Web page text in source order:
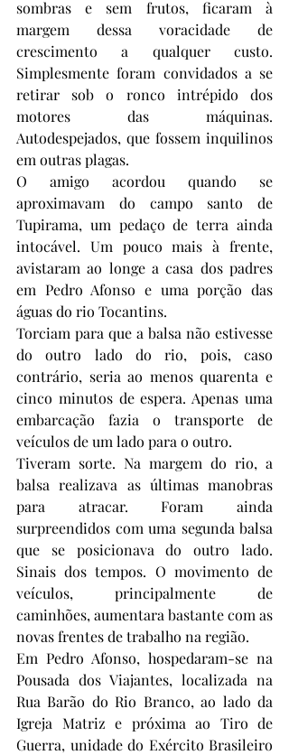
sombras e sem frutos, ficaram à
margem dessa voracidade de
crescimento a qualquer custo.
Simplesmente foram convidados a se
retirar sob o ronco intrépido dos
motores das máquinas.
Autodespejados, que fossem inquilinos
em outras plagas.
O amigo acordou quando se
aproximavam do campo santo de
Tupirama, um pedaço de terra ainda
intocável. Um pouco mais à frente,
avistaram ao longe a casa dos padres
em Pedro Afonso e uma porção das
águas do rio Tocantins.
Torciam para que a balsa não estivesse
do outro lado do rio, pois, caso
contrário, seria ao menos quarenta e
cinco minutos de espera. Apenas uma
embarcação fazia o transporte de
veículos de um lado para o outro.
Tiveram sorte. Na margem do rio, a
balsa realizava as últimas manobras
para atracar. Foram ainda
surpreendidos com uma segunda balsa
que se posicionava do outro lado.
Sinais dos tempos. O movimento de
veículos, principalmente de
caminhões, aumentara bastante com as
novas frentes de trabalho na região.
Em Pedro Afonso, hospedaram-se na
Pousada dos Viajantes, localizada na
Rua Barão do Rio Branco, ao lado da
Igreja Matriz e próxima ao Tiro de
Guerra, unidade do Exército Brasileiro